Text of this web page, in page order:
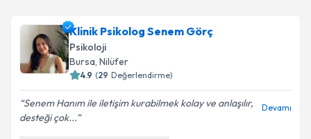
Klinik Psikolog Senem Görç
Psikoloji
Bursa, Nilüfer
4.9 (29 Değerlendirme)
Senem Hanım ile iletişim kurabilmek kolay ve anlaşılır,
desteği çok...
Devamı